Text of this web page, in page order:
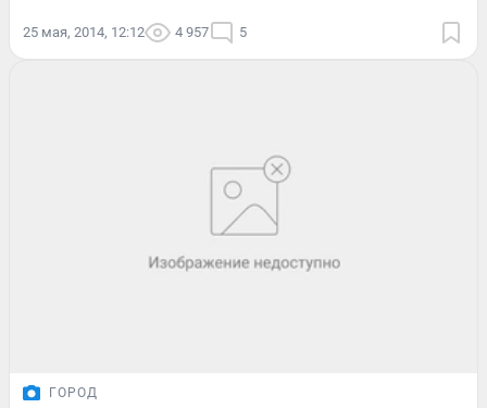
25 мая, 2014, 12:12 4 957 5
ГОРОД